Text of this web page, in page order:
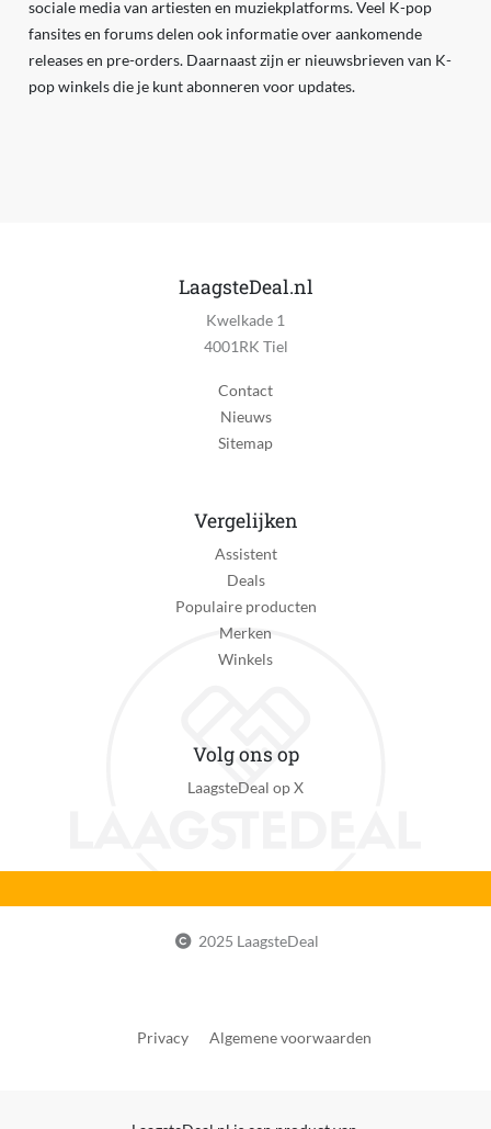
sociale media van artiesten en muziekplatforms. Veel K-pop
fansites en forums delen ook informatie over aankomende
releases en pre-orders. Daarnaast zijn er nieuwsbrieven van K-
pop winkels die je kunt abonneren voor updates.
LaagsteDeal.nl
Kwelkade 1
4001RK Tiel
Contact
Nieuws
Sitemap
Vergelijken
Assistent
Deals
Populaire producten
Merken
Winkels
Volg ons op
LaagsteDeal op X
2025 LaagsteDeal
Privacy Algemene voorwaarden